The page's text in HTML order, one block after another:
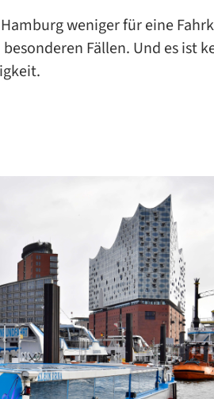
weniger für eine
Fällen. Und es ist